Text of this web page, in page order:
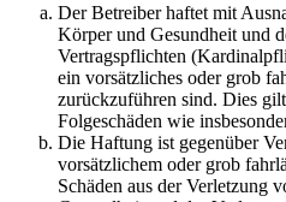
Der Betreiber haftet mit
Körper und Gesundheit und
Vertragspflichten
ein vorsätzliches oder grob
zurückzuführen sind. Dies
Folgeschäden wie
Die Haftung ist gegenüber
vorsätzlichem oder grob
Schäden aus der Verletzung